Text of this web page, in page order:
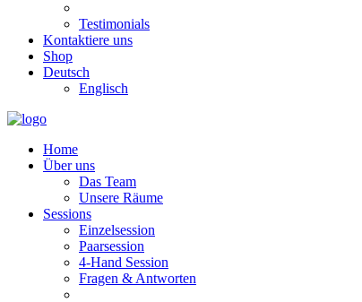
Testimonials
Kontaktiere uns
Shop
Deutsch
Englisch
Home
Über uns
Das Team
Unsere Räume
Sessions
Einzelsession
Paarsession
4-Hand Session
Fragen & Antworten